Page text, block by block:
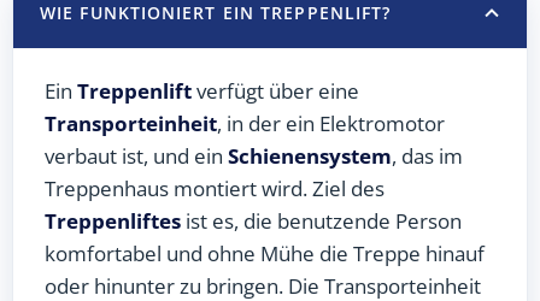
WIE FUNKTIONIERT EIN TREPPENLIFT?
Ein Treppenliftverfügt über eine
Transporteinheit, in der ein Elektromotor
verbaut ist, und ein Schienensystem, das im
Treppenhaus montiert wird. Ziel des
Treppenliftes ist es, die benutzende Person
komfortabel und ohne Mühe die Treppe hinauf
oder hinunter zu bringen. Die Transporteinheit